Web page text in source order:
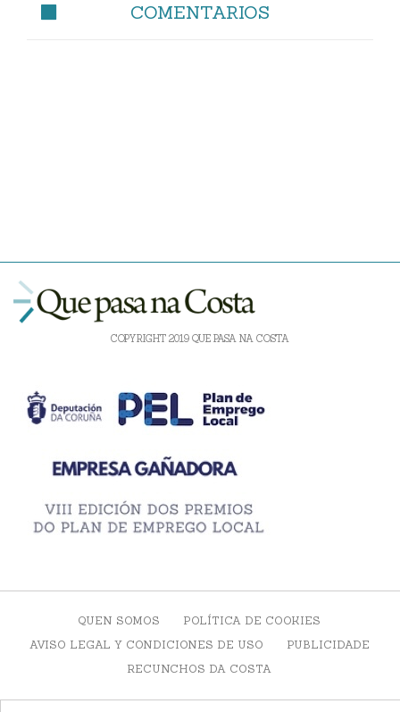
COMENTARIOS
COPYRIGHT 2019 QUE PASA NA COSTA
QUEN SOMOS
POLÍTICA DE COOKIES
AVISO LEGAL Y CONDICIONES DE USO
PUBLICIDADE
RECUNCHOS DA COSTA